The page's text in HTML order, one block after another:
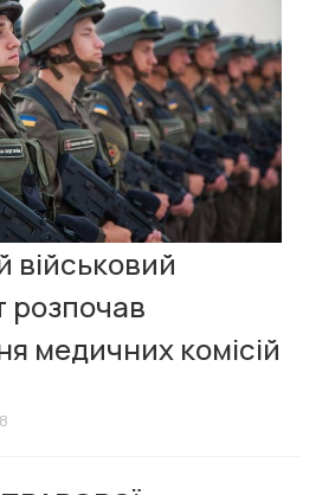
військовий
розпочав
медичних комісій